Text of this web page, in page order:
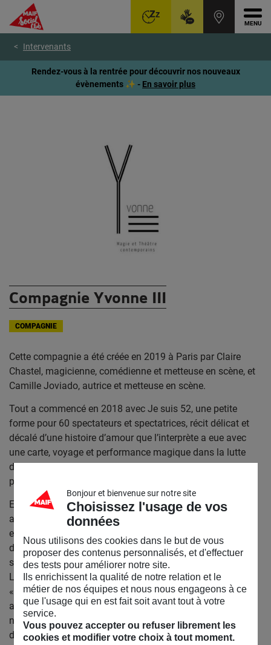
contenu
page
Intervenants
Rendez-vous à la rentrée pour découvrir nos nouveaux
évènements ✨ - En savoir plus
Compagnie Yvonne III
COMPAGNIE
Cette compagnie a été créée en 2019 à Paris par Claire
Chastel, magicienne, comédienne et metteuse en scène, et
Camille Joviado, autrice et metteuse en scène.
Tout a commencé en 2018 avec Je suis 52, une petite
forme pour 60 spectateurs et spectatrices, récit délicat et
décalé d’une histoire d’amour que l’interprète a eue avec
une carte, voyage et performance magique dans la lutte
des cartes pour leur reconnaissance comme des êtres à
part entière.
En mars 2022, Claire Chastel et Camille Joviado créent,
après deux ans de travail, leur deuxième spectacle
ensemble,
divinatoire, une quête magico-théâtrale immersive où les
spectateur.ices sont la scénographie. C’est l’occasion pour
La Villette de leur proposer de rejoindre le programme
« Initiatives d’Artistes », un accompagnement sur plusieurs
années de développement et de soutien à l’émergence,
notamment dans les disciplines de cirque et magie. Elles
développent aussi depuis plusieurs années un partenariat
Bonjour et bienvenue sur notre site
Choisissez l'usage de vos
données
Nous utilisons des cookies dans le but de vous
proposer des contenus personnalisés, et d'effectuer
des tests pour améliorer notre site.
Ils enrichissent la qualité de notre relation et le
métier de nos équipes et nous nous engageons à ce
que l'usage qui en est fait soit avant tout à votre
service.
Vous pouvez accepter ou refuser librement les
cookies et modifier votre choix à tout moment.